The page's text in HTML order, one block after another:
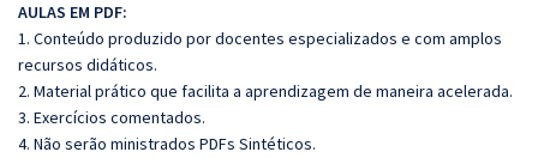
AULAS EM PDF:
1. Conteúdo produzido por docentes especializados e com amplos
recursos didáticos.
2. Material prático que facilita a aprendizagem de maneira acelerada.
3. Exercícios comentados.
4. Não serão ministrados PDFs Sintéticos.